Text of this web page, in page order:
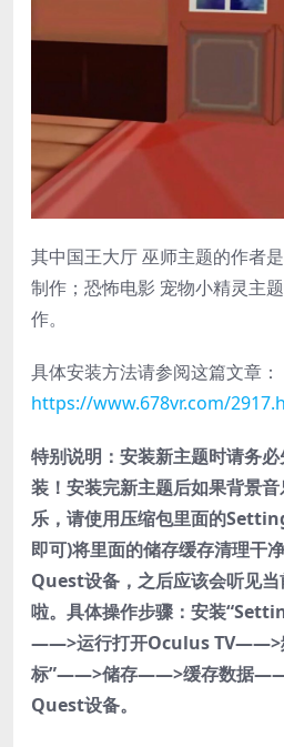
其中国王大厅 巫师主题的作者
制作；恐怖电影 宠物小精灵主
作。
具体安装方法请参阅这篇文章：
https://www.678vr.com/
特别说明：安装新主题时请务
装！安装完新主题后如果背景
乐，请使用压缩包里面的
即可)将里面的储存缓存清理干
Quest设备，之后应该会听见
啦。具体操作步骤：安装
——>运行打开Oculus TV——>
标”——>储存——>缓存数据
Quest设备。